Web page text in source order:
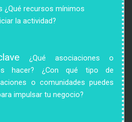
¿Qué recursos mínimos
la actividad?
¿Qué asociaciones o
hacer? ¿Con qué tipo de
o comunidades puedes
impulsar tu negocio?